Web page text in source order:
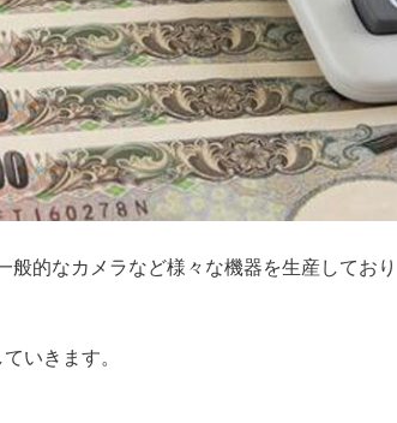
的なカメラなど様々な機器を生産しており
いきます。